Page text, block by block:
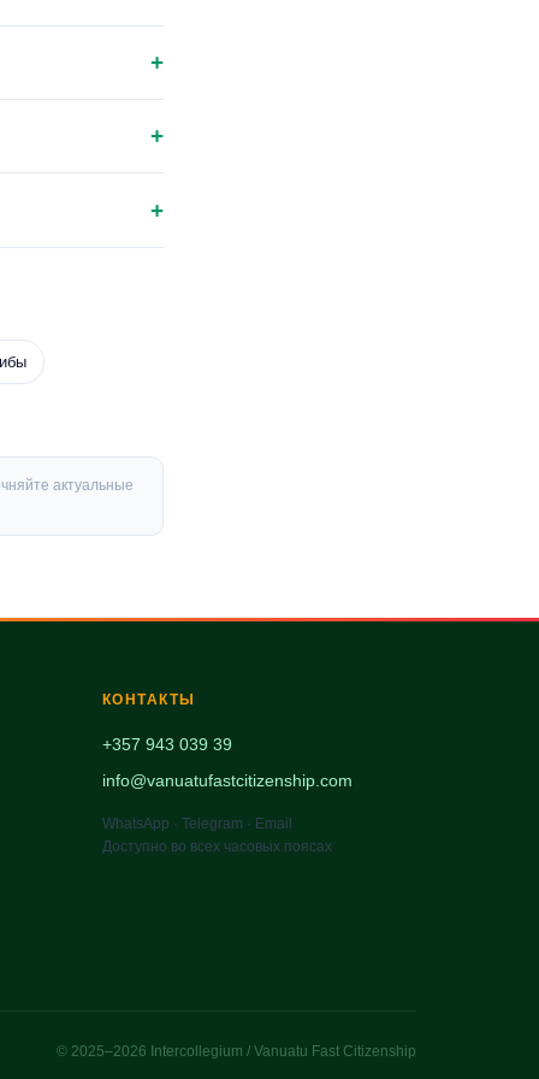
+
+
+
актуальные
КОНТАКТЫ
+357 943 039 39
info@vanuatufastcitizenship.com
WhatsApp · Telegram · Email
Доступно во всех часовых поясах
© 2025–2026 Intercollegium / Vanuatu Fast Citizenship